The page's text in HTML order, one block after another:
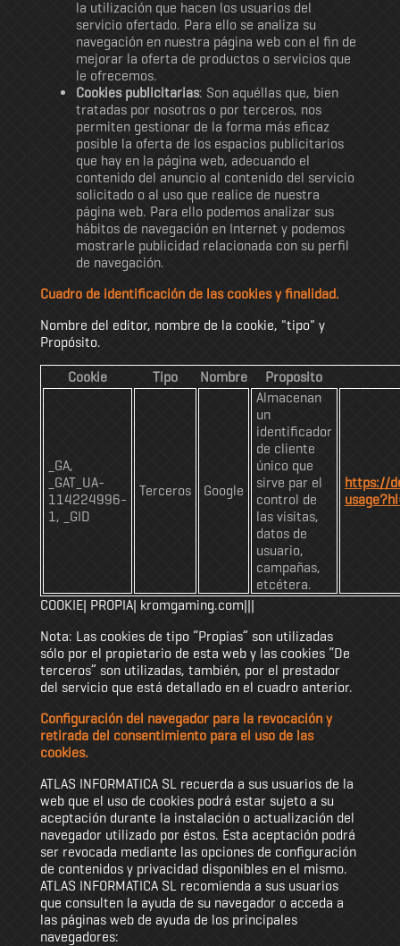
la utilización que hacen los usuarios del
servicio ofertado. Para ello se analiza su
navegación en nuestra página web con el fin de
mejorar la oferta de productos o servicios que
le ofrecemos.
Cookies publicitarias: Son aquéllas que, bien
tratadas por nosotros o por terceros, nos
permiten gestionar de la forma más eficaz
posible la oferta de los espacios publicitarios
que hay en la página web, adecuando el
contenido del anuncio al contenido del servicio
solicitado o al uso que realice de nuestra
página web. Para ello podemos analizar sus
hábitos de navegación en Internet y podemos
mostrarle publicidad relacionada con su perfil
de navegación.
Cuadro de identificación de las cookies y finalidad.
Nombre del editor, nombre de la cookie, "tipo" y
Propósito.
Cookie Tipo Nombre Proposito
_GA,
_GAT_UA-
114224996-
1, _GID
Terceros Google
Almacenan
un
identificador
de cliente
único que
sirve par el
control de
las visitas,
datos de
usuario,
campañas,
etcétera.
https://
COOKIE| PROPIA| kromgaming.com|||
Nota: Las cookies de tipo “Propias” son utilizadas
sólo por el propietario de esta web y las cookies “De
terceros” son utilizadas, también, por el prestador
del servicio que está detallado en el cuadro anterior.
Configuración del navegador para la revocación y
retirada del consentimiento para el uso de las
cookies.
ATLAS INFORMATICA SL recuerda a sus usuarios de la
web que el uso de cookies podrá estar sujeto a su
aceptación durante la instalación o actualización del
navegador utilizado por éstos. Esta aceptación podrá
ser revocada mediante las opciones de configuración
de contenidos y privacidad disponibles en el mismo.
ATLAS INFORMATICA SL recomienda a sus usuarios
que consulten la ayuda de su navegador o acceda a
las páginas web de ayuda de los principales
navegadores: